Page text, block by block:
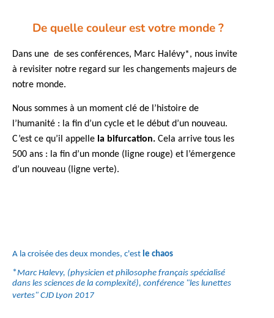
De quelle couleur est votre monde ?
Dans une de ses conférences, Marc Halévy*, nous invite
à revisiter notre regard sur les changements majeurs de
notre monde.
Nous sommes à un moment clé de l’histoire de
l’humanité : la fin d’un cycle et le début d’un nouveau.
C’est ce qu’il appelle la bifurcation. Cela arrive tous les
500 ans : la fin d’un monde (ligne rouge) et l’émergence
d’un nouveau (ligne verte).
A la croisée des deux mondes, c'est le chaos
*Marc Halevy, (physicien et philosophe français spécialisé
dans les sciences de la complexité), conférence "les lunettes
vertes" CJD Lyon 2017